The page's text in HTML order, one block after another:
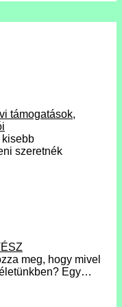
támogatások,
kisebb
szeretnék
meg, hogy mivel
Egy…